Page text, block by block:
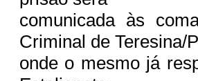
comunicada às
Criminal de Teresina/
onde o mesmo já